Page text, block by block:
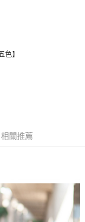
付方式。 讓您購物簡單
轉至「AFTEE先享後付」
結帳。
】
相關推薦